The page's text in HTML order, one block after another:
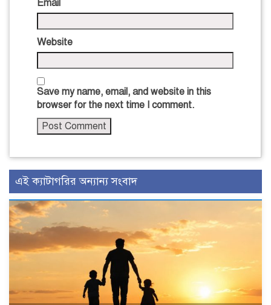
Email
Website
Save my name, email, and website in this
browser for the next time I comment.
এই ক্যাটাগরির অন্যান্য সংবাদ